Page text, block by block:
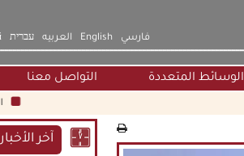
فارسي English العربيه עברית
الوسائط المتعددة التواصل معنا
آخر الأخبار